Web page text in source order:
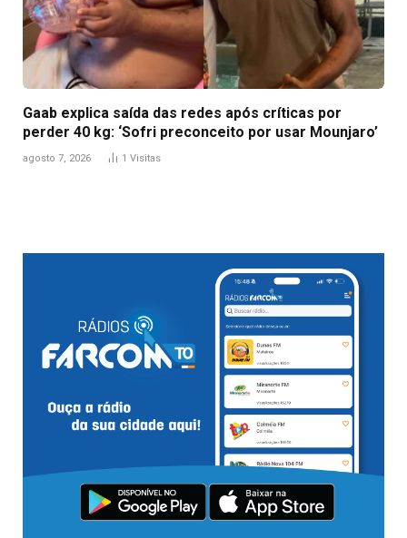
Gaab explica saída das redes após críticas por
perder 40 kg: ‘Sofri preconceito por usar Mounjaro’
agosto 7, 2026 1 Visitas